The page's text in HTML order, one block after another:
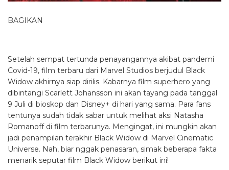
BAGIKAN
Setelah sempat tertunda penayangannya akibat pandemi
Covid-19, film terbaru dari Marvel Studios berjudul Black
Widow akhirnya siap dirilis. Kabarnya film superhero yang
dibintangi Scarlett Johansson ini akan tayang pada tanggal
9 Juli di bioskop dan Disney+ di hari yang sama. Para fans
tentunya sudah tidak sabar untuk melihat aksi Natasha
Romanoff di film terbarunya. Mengingat, ini mungkin akan
jadi penampilan terakhir Black Widow di Marvel Cinematic
Universe. Nah, biar nggak penasaran, simak beberapa fakta
menarik seputar film Black Widow berikut ini!